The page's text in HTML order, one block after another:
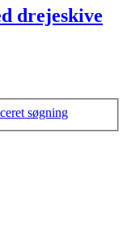
drejeskive
søgning